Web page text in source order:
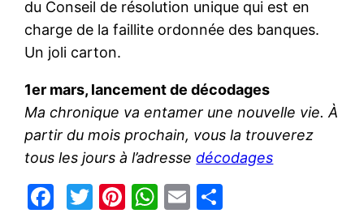
du Conseil de résolution unique qui est en
charge de la faillite ordonnée des banques.
Un joli carton.
1er mars, lancement de décodages
Ma chronique va entamer une nouvelle vie.À
partir du mois prochain, vous la trouverez
tous les jours à l’adressedécodages
Facebook
Twitter
Pinterest
WhatsApp
Email